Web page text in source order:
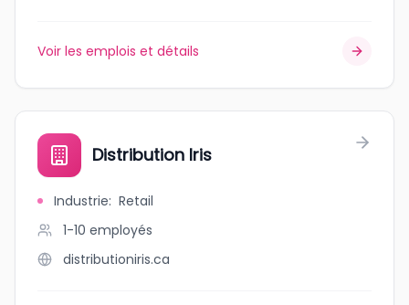
Voir les emplois et détails
Distribution Iris
Industrie: Retail
1-10 employés
distributioniris.ca